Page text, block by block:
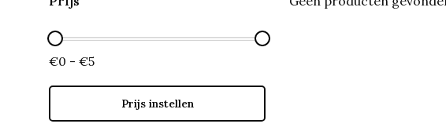
€0 - €5
Prijs instellen